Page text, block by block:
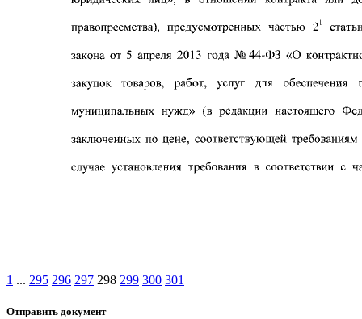
1 ... 295 296 297 298 299 300 301
Отправить документ